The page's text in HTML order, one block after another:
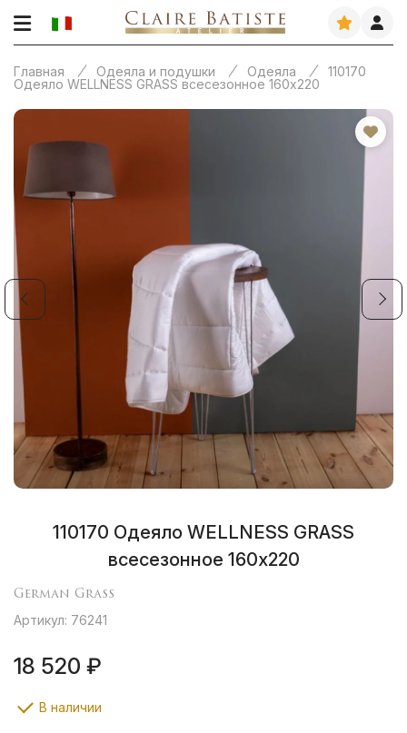
Главная Одеяла и подушки Одеяла
110170
Одеяло WELLNESS GRASS всесезонное 160х220
110170 Одеяло WELLNESS GRASS
всесезонное 160х220
German Grass
Артикул: 76241
18 520 ₽
В наличии